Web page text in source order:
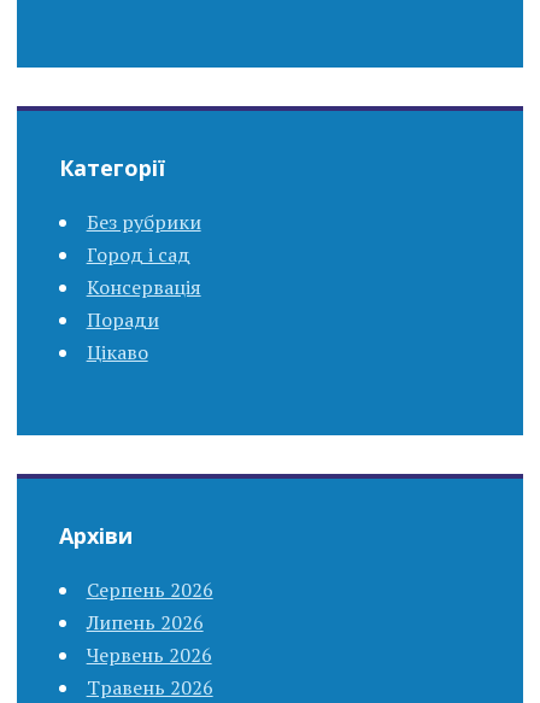
Категорії
Без рубрики
Город і сад
Консервація
Поради
Цікаво
Архіви
Серпень 2026
Липень 2026
Червень 2026
Травень 2026